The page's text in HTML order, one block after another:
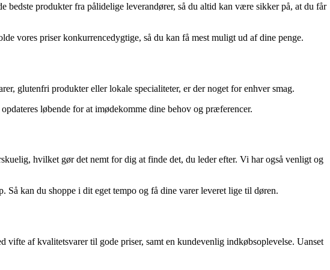
produkter fra pålidelige leverandører, så du altid kan være sikker på, at du får
vores priser konkurrencedygtige, så du kan få mest muligt ud af dine penge.
glutenfri produkter eller lokale specialiteter, er der noget for enhver smag.
løbende for at imødekomme dine behov og præferencer.
hvilket gør det nemt for dig at finde det, du leder efter. Vi har også venligt og
kan du shoppe i dit eget tempo og få dine varer leveret lige til døren.
af kvalitetsvarer til gode priser, samt en kundevenlig indkøbsoplevelse. Uanset